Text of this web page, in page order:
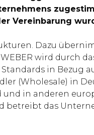
Vereinbarung
Dazu
wird durch
in Bezug
(Wholesale) in
und in anderen
betreibt das